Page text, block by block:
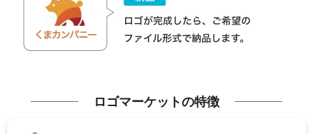
ロゴマーケットの特徴